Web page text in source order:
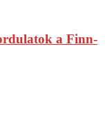
a Finn-